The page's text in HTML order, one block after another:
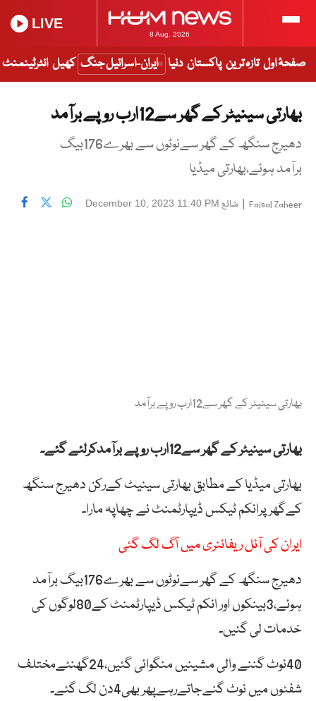
8 Aug, 2026
LIVE
صفحۂ اول تازہ ترین پاکستان دنیا ایران-اسرائیل جنگ کھیل انٹرٹینمنٹ
بھارتی سینیٹر کے گھر سے12ارب روپے برآمد
دھیرج سنگھ کے گھر سےنوٹوں سے بھرے176بیگ
برآمد ہوئے،بھارتی میڈیا
Faisal Zaheer
| شائع December 10, 2023 11:40 PM
بھارتی سینیٹر کے گھر سے12ارب روپے برآمد
بھارتی سینیٹر کے گھر سے12ارب روپے برآمدکرلئے گئے۔
بھارتی میڈیا کے مطابق بھارتی سینیٹ کےرکن دھیرج سنگھ
کےگھرپرانکم ٹیکس ڈیپارٹمنٹ نے چھاپہ مارا۔
ایران کی آئل ریفائنری میں آگ لگ گئی
دھیرج سنگھ کے گھر سےنوٹوں سے بھرے176بیگ برآمد
ہوئے،3بینکوں اور انکم ٹیکس ڈیپارٹمنٹ کے80لوگوں کی
خدمات لی گئیں۔
40نوٹ گننے والی مشینیں منگوائی گئیں،24گھنٹےمختلف
شفٹوں میں نوٹ گنےجاتےرہےپھر بھی4دن لگ گئے۔